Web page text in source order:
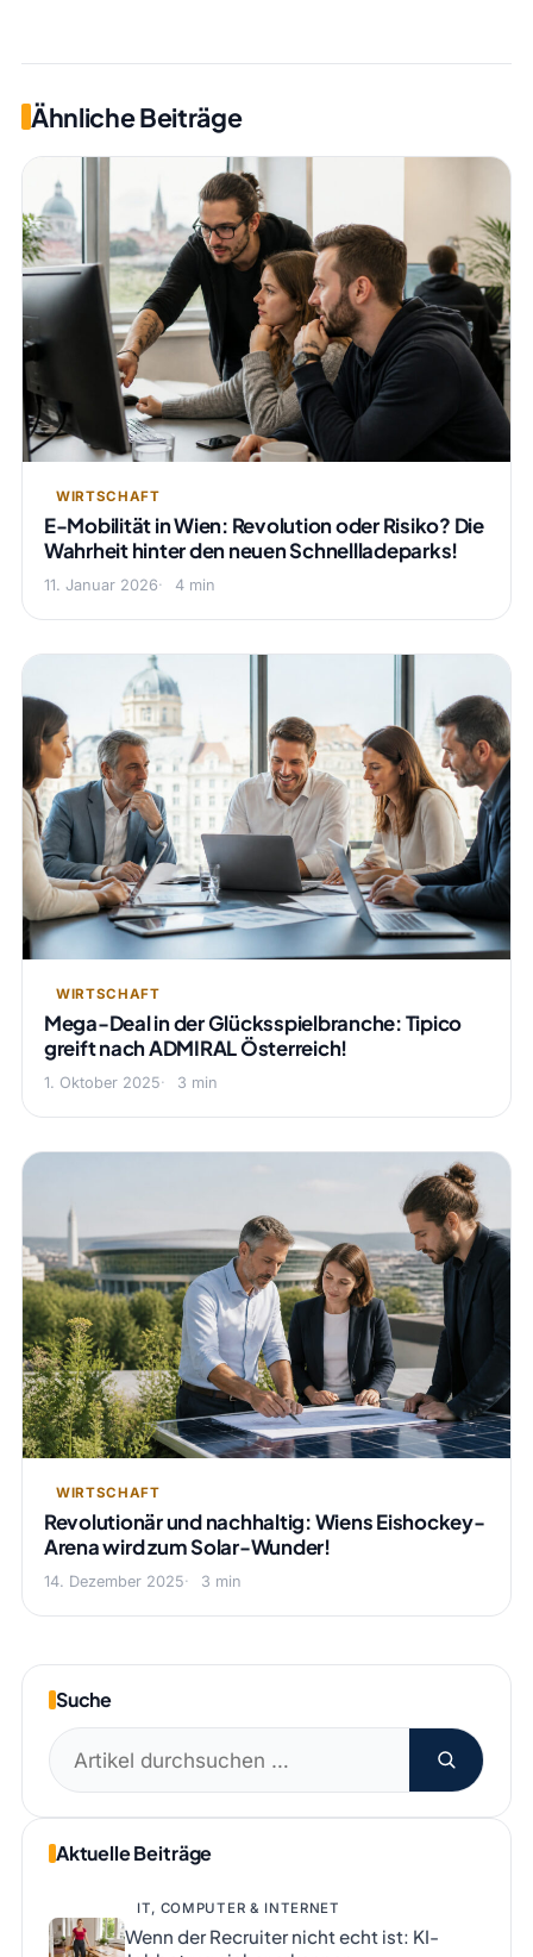
Ähnliche Beiträge
WIRTSCHAFT
E-Mobilität in Wien: Revolution oder Risiko? Die
Wahrheit hinter den neuen Schnellladeparks!
11. Januar 2026 4 min
WIRTSCHAFT
Mega-Deal in der Glücksspielbranche: Tipico
greift nach ADMIRAL Österreich!
1. Oktober 2025 3 min
WIRTSCHAFT
Revolutionär und nachhaltig: Wiens Eishockey-
Arena wird zum Solar-Wunder!
14. Dezember 2025 3 min
Suche
Suchen
nach:
Aktuelle Beiträge
IT, COMPUTER & INTERNET
Wenn der Recruiter nicht echt ist: KI-